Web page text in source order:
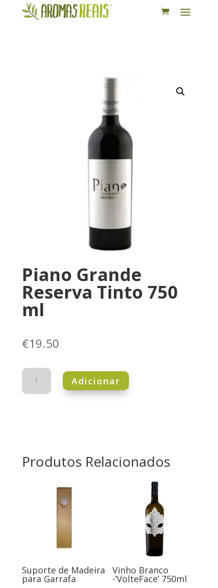
Piano Grande
Reserva Tinto 750
ml
€19.50
Quantidade
Piano
Adicionar
Produtos Relacionados
Suporte de Madeira
para Garrafa
Vinho Branco
-‘VolteFace’ 750ml